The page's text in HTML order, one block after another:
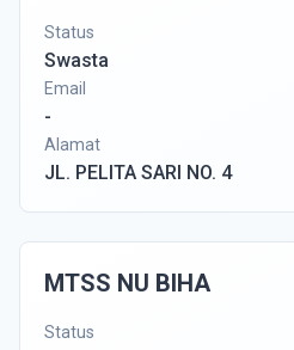
Status
Swasta
Email
-
Alamat
JL. PELITA SARI NO. 4
MTSS NU BIHA
Status